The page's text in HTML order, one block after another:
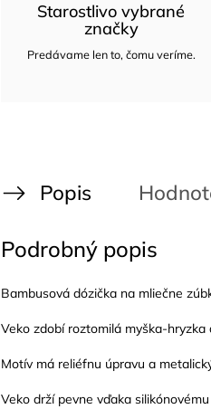
Starostlivo vybrané
značky
Predávame len to, čomu veríme.
Popis
Podrobný popis
Bambusová dózička na mliečne
Veko zdobí roztomilá myška-hryzka
Motív má reliéfnu úpravu a
Veko drží pevne vďaka